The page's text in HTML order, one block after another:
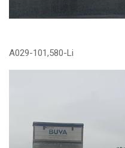
A029-101,580-Li